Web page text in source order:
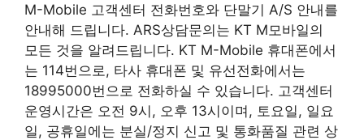
M-Mobile 고객센터 전화번호와 단말기 A/S 안내를
안내해 드립니다. ARS상담문의는 KT M모바일의
모든 것을 알려드립니다. KT M-Mobile 휴대폰에서
는 114번으로, 타사 휴대폰 및 유선전화에서는
18995000번으로 전화하실 수 있습니다. 고객센터
운영시간은 오전 9시, 오후 13시이며, 토요일, 일요
일, 공휴일에는 분실/정지 신고 및 통화품질 관련 상